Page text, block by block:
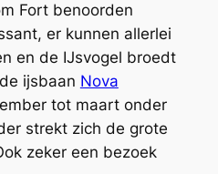
Fort benoorden
er kunnen allerlei
en de IJsvogel broedt
ijsbaan Nova
tot maart onder
strekt zich de grote
zeker een bezoek